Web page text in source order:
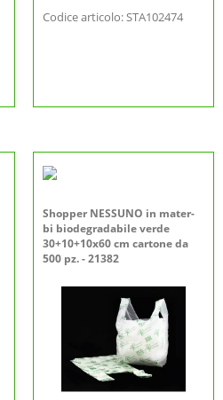
Codice articolo: STA102474
Shopper NESSUNO in mater-
bi biodegradabile verde
30+10+10x60 cm cartone da
500 pz. - 21382